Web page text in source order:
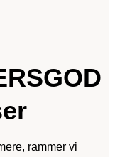
rammer vi